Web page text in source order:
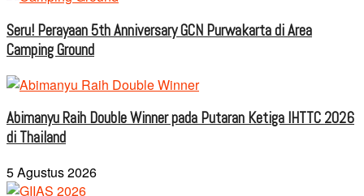
Seru! Perayaan 5th Anniversary GCN Purwakarta di Area
Camping Ground
Abimanyu Raih Double Winner pada Putaran Ketiga IHTTC 2026
di Thailand
5 Agustus 2026